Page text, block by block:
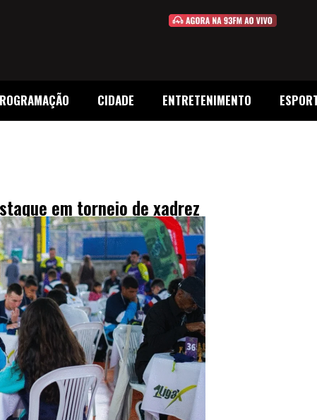
CIDADE ENTRETENIMENTO
em torneio de xadrez